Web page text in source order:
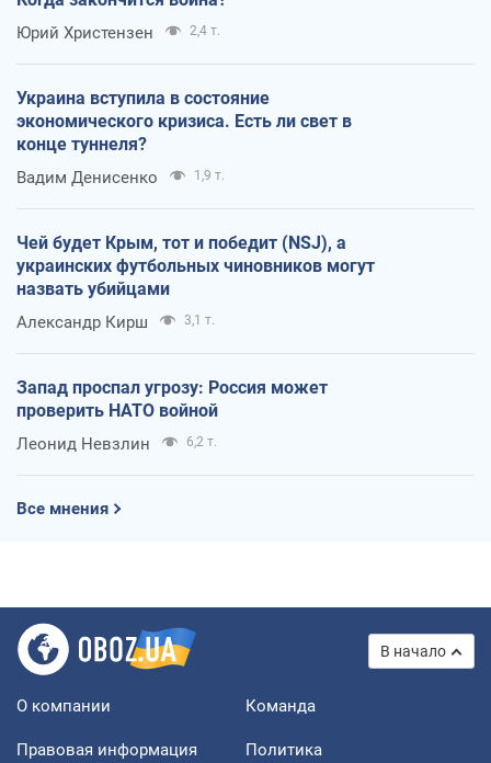
Юрий Христензен 2,4 т.
Украина вступила в состояние
экономического кризиса. Есть ли свет в
конце туннеля?
Вадим Денисенко 1,9 т.
Чей будет Крым, тот и победит (NSJ), а
украинских футбольных чиновников могут
назвать убийцами
Александр Кирш 3,1 т.
Запад проспал угрозу: Россия может
проверить НАТО войной
Леонид Невзлин 6,2 т.
Все мнения
В начало
О компании Команда
Правовая информация
Политика